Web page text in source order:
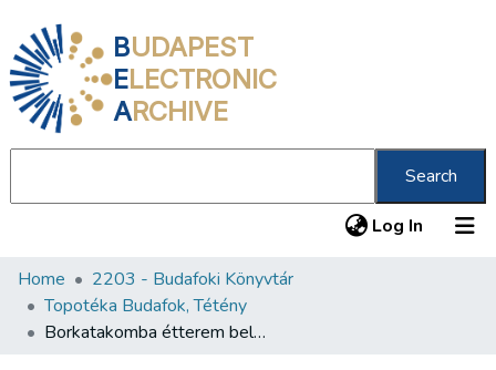
BUDAPEST
ELECTRONIC
ARCHIVE
Search
Log In (current)
Communities & Collections
All of DSpace
Home
2203 - Budafoki Könyvtár
Topotéka Budafok, Tétény
Borkatakomba étterem belső vendégekkel